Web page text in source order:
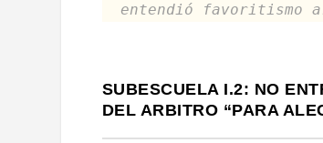
entendió favoritismo
SUBESCUELA I.2: NO
DEL ARBITRO “PARA